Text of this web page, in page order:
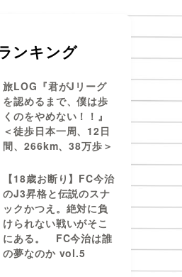
ンキング
旅LOG『君がJリーグ
を認めるまで、僕は歩
くのをやめない！！』
＜徒歩日本一周、12日
間、266km、38万歩＞
【18歳お断り】FC今治
のJ3昇格と伝説のスナ
ックかつえ。絶対に負
けられない戦いがそこ
にある。 FC今治は誰
の夢なのか vol.5